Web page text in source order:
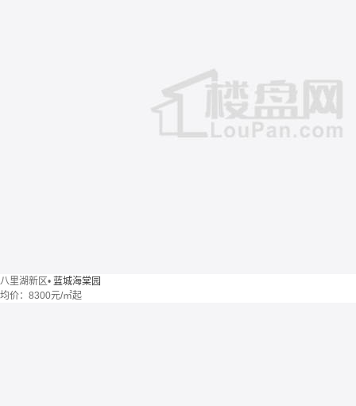
八里湖新区• 蓝城海棠园
均价： 8300元/㎡起